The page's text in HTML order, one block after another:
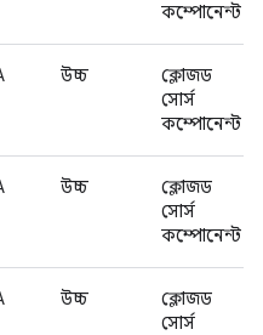
কম্পোনেন্ট
উচ্চ
ক্লোজড
সোর্স
কম্পোনেন্ট
উচ্চ
ক্লোজড
সোর্স
কম্পোনেন্ট
উচ্চ
ক্লোজড
সোর্স